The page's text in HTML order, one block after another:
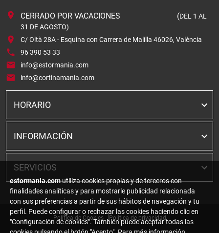
CERRADO POR VACACIONES (DEL 1 AL
31 DE AGOSTO)
C/ Oltà 28A - Esquina con Carrera de Malilla 46026, València
96 390 53 33
info@estormania.com
info@cortinamania.com
HORARIO
INFORMACIÓN
SERVICIOS
Política de Cookies Política de privacidad
estormania.comutiliza cookies propias y de terceros con
finalidades analíticas y para mostrarle publicidad relacionada
con sus preferencias a partir de sus hábitos de navegación y tu
perfil. Puede configurar o rechazar las cookies haciendo clic en
"Configuración de cookies". También puede aceptar todas las